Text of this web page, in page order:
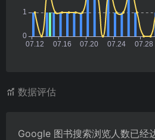
数据评估
Google 图书搜索浏览人数已经